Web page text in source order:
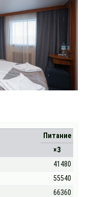
Питание
×3
41480
55540
66360